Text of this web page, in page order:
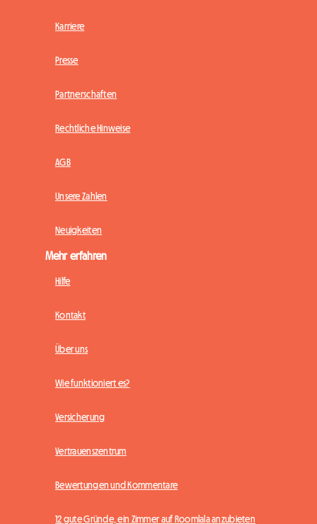
Karriere
Presse
Partnerschaften
Rechtliche Hinweise
AGB
Unsere Zahlen
Neuigkeiten
Mehr erfahren
Hilfe
Kontakt
Über uns
Wie funktioniert es?
Versicherung
Vertrauenszentrum
Bewertungen und Kommentare
12 gute Gründe, ein Zimmer auf Roomlala anzubieten